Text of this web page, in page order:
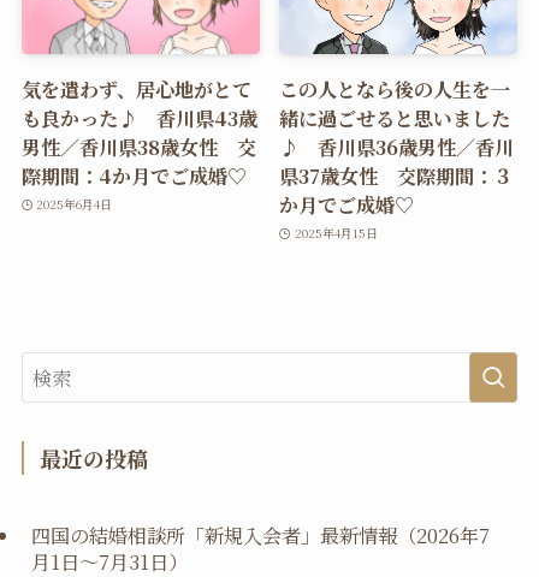
気を遣わず、居心地がとて
も良かった♪ 香川県43歳
男性／香川県38歳女性 交
際期間：4か月でご成婚♡
2025年6月4日
この人となら後の人生を一
緒に過ごせると思いました
♪ 香川県36歳男性／香川
県37歳女性 交際期間：３
か月でご成婚♡
2025年4月15日
最近の投稿
四国の結婚相談所「新規入会者」最新情報（2026年7
月1日～7月31日）